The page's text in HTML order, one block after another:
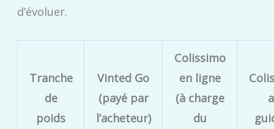
d’évoluer.
Tranche
de
poids
Vinted Go
(payé par
l’acheteur)
Colissimo
en ligne
(à charge
du